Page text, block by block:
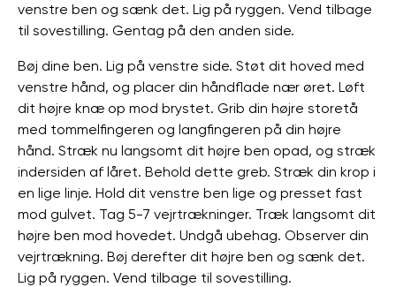
venstre ben og sænk det. Lig på ryggen. Vend tilbage
til sovestilling. Gentag på den anden side.
Bøj dine ben. Lig på venstre side. Støt dit hoved med
venstre hånd, og placer din håndflade nær øret. Løft
dit højre knæ op mod brystet. Grib din højre storetå
med tommelfingeren og langfingeren på din højre
hånd. Stræk nu langsomt dit højre ben opad, og stræk
indersiden af ​​låret. Behold dette greb. Stræk din krop i
en lige linje. Hold dit venstre ben lige og presset fast
mod gulvet. Tag 5-7 vejrtrækninger. Træk langsomt dit
højre ben mod hovedet. Undgå ubehag. Observer din
vejrtrækning. Bøj derefter dit højre ben og sænk det.
Lig på ryggen. Vend tilbage til sovestilling.